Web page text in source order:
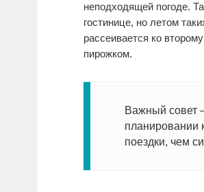
неподходящей погоде.
гостинице, но летом
рассеивается ко
пирожком.
Важный совет
планировании
поездки, чем